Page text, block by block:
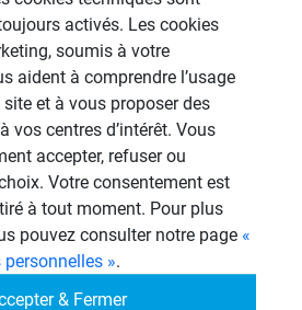
d'une paroi
par scddefa45
80 mm sans appui au
activés. Les cookies
soumis à votre
aident à comprendre l’usage
et à vous proposer des
vos centres d’intérêt. Vous
accepter, refuser ou
Votre consentement est
à tout moment. Pour plus
pouvez consulter notre page «
personnelles ».
& Fermer